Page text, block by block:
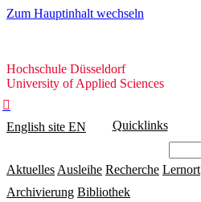
Zum Hauptinhalt wechseln
Hochschule
Düsseldorf
Hochschule Düsseldorf
University of Applied Sciences

English site EN Quicklinks
Aktuelles Ausleihe Recherche Lernort
Archivierung Bibliothek